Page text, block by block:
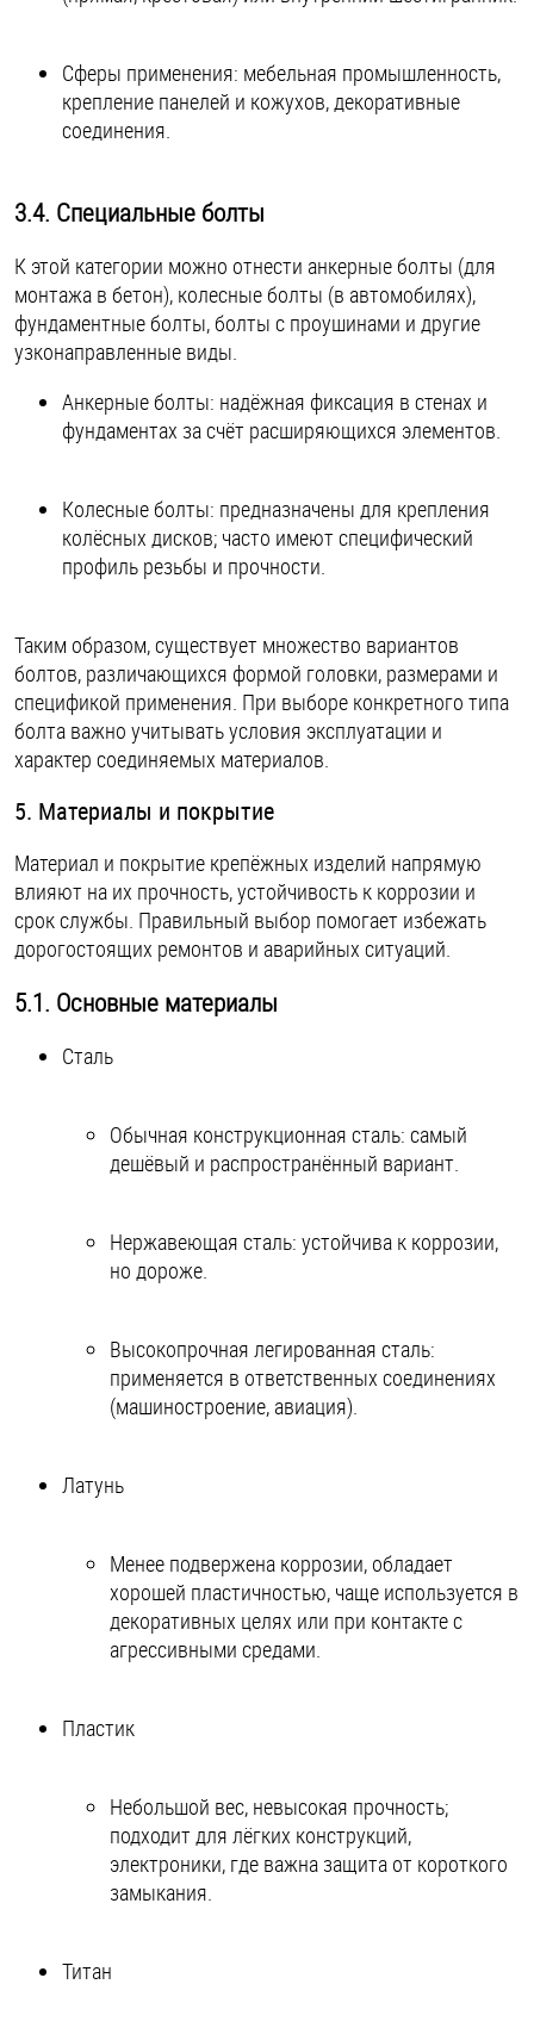
Сферы применения: мебельная промышленность,
крепление панелей и кожухов, декоративные
соединения.
3.4. Специальные болты
К этой категории можно отнести анкерные болты (для
монтажа в бетон), колесные болты (в автомобилях),
фундаментные болты, болты с проушинами и другие
узконаправленные виды.
Анкерные болты: надёжная фиксация в стенах и
фундаментах за счёт расширяющихся элементов.
Колесные болты: предназначены для крепления
колёсных дисков; часто имеют специфический
профиль резьбы и прочности.
Таким образом, существует множество вариантов
болтов, различающихся формой головки, размерами и
спецификой применения. При выборе конкретного типа
болта важно учитывать условия эксплуатации и
характер соединяемых материалов.
5. Материалы и покрытие
Материал и покрытие крепёжных изделий напрямую
влияют на их прочность, устойчивость к коррозии и
срок службы. Правильный выбор помогает избежать
дорогостоящих ремонтов и аварийных ситуаций.
5.1. Основные материалы
Сталь
Обычная конструкционная сталь: самый
дешёвый и распространённый вариант.
Нержавеющая сталь: устойчива к коррозии,
но дороже.
Высокопрочная легированная сталь:
применяется в ответственных соединениях
(машиностроение, авиация).
Латунь
Менее подвержена коррозии, обладает
хорошей пластичностью, чаще используется в
декоративных целях или при контакте с
агрессивными средами.
Пластик
Небольшой вес, невысокая прочность;
подходит для лёгких конструкций,
электроники, где важна защита от короткого
замыкания.
Титан